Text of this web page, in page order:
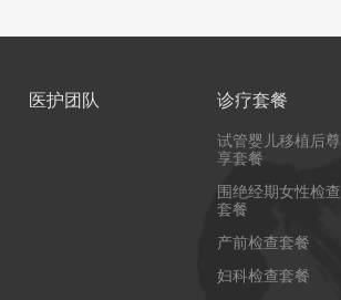
医护团队 诊疗套餐
试管婴儿移植后尊
享套餐
围绝经期女性检查
套餐
产前检查套餐
妇科检查套餐